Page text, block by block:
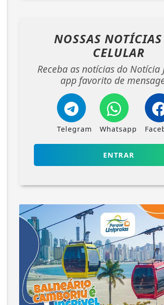
NOSSAS NOTÍCIAS
CELULAR
Receba as notícias do Notícia
app favorito de
Telegram Whatsapp
ENTRAR